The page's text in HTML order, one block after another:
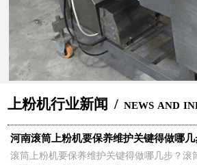
上粉机行业新闻 / news and
河南滚筒上粉机要保养维护关键得做哪几
滚筒上粉机要保养维护关键得做哪几步？滚